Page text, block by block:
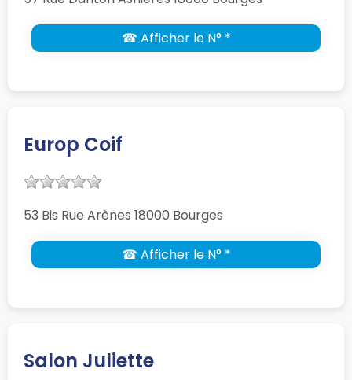
☎ Afficher le N° *
Europ Coif
53 Bis Rue Arènes 18000 Bourges
☎ Afficher le N° *
Salon Juliette